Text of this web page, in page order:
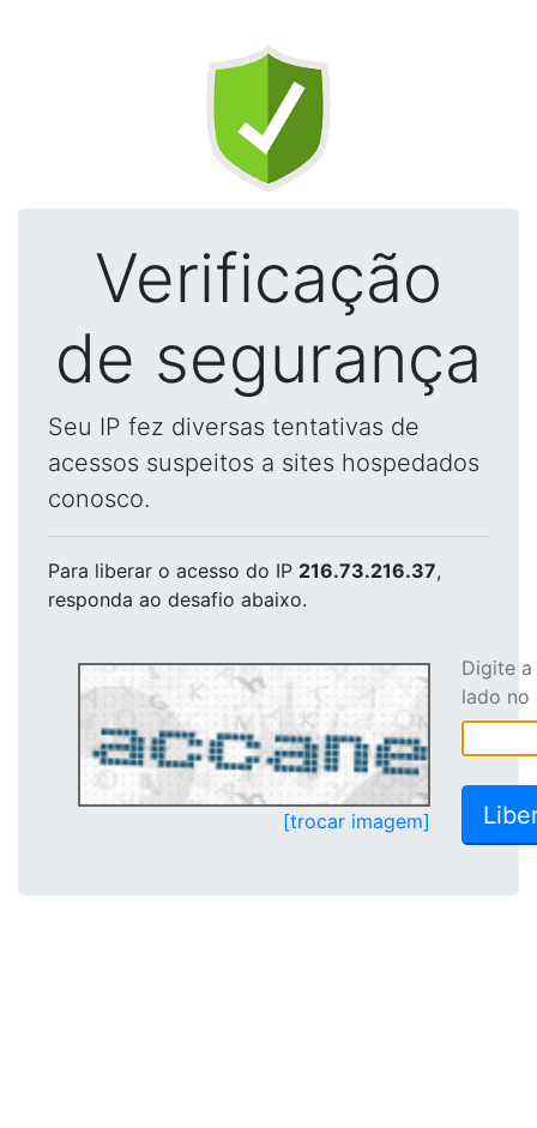
Verificação
de segurança
Seu IP fez diversas tentativas de
acessos suspeitos a sites hospedados
conosco.
Para liberar o acesso do IP 216.73.216.37,
responda ao desafio abaixo.
[trocar imagem]
Digite
lado no